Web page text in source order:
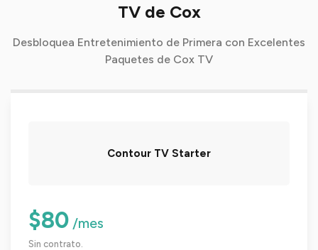
TV de Cox
Desbloquea Entretenimiento de Primera con Excelentes
Paquetes de Cox TV
Contour TV Starter
$80 /mes
Sin contrato.